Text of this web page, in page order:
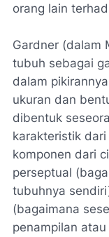
orang lain
Gardner (dalam
tubuh sebagai
dalam
ukuran dan
dibentuk
karakteristik
komponen dari
perseptual
tubuhnya
(bagaimana
penampilan